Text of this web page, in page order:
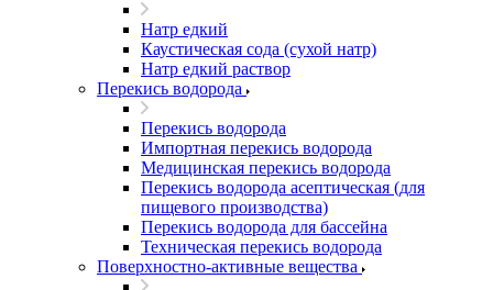
Натр едкий
Каустическая сода (сухой натр)
Натр едкий раствор
Перекись водорода
Перекись водорода
Импортная перекись водорода
Медицинская перекись водорода
Перекись водорода асептическая (для
пищевого производства)
Перекись водорода для бассейна
Техническая перекись водорода
Поверхностно-активные вещества